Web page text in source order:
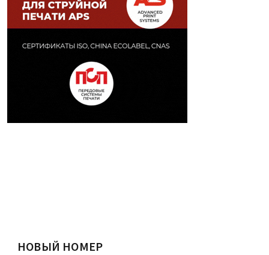
НОВЫЙ НОМЕР